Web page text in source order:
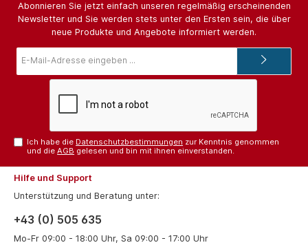
Abonnieren Sie jetzt einfach unseren regelmäßig erscheinenden
Newsletter und Sie werden stets unter den Ersten sein, die über
neue Produkte und Angebote informiert werden.
Mail-
Ich habe die Datenschutzbestimmungen zur Kenntnis genommen
und dieAGB gelesen und bin mit ihnen einverstanden.
Hilfe und Support
Unterstützung und Beratung unter:
+43 (0) 505 635
Mo-Fr 09:00 - 18:00 Uhr, Sa 09:00 - 17:00 Uhr